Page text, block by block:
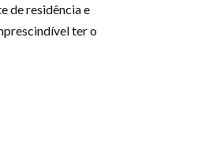
de residência e
ter o